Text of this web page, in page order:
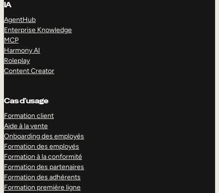
IA
AgentHub
Enterprise Knowledge
MCP
Harmony AI
Roleplay
Content Creator
Cas d’usage
Formation client
Aide à la vente
Onboarding des employés
Formation des employés
Formation à la conformité
Formation des partenaires
Formation des adhérents
Formation première ligne